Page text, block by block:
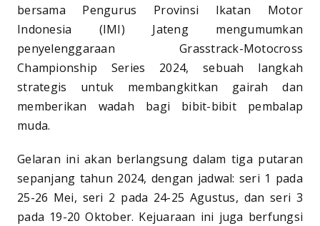
bersama Pengurus Provinsi Ikatan Motor
Indonesia (IMI) Jateng mengumumkan
penyelenggaraan Grasstrack-Motocross
Championship Series 2024, sebuah langkah
strategis untuk membangkitkan gairah dan
memberikan wadah bagi bibit-bibit pembalap
muda.
Gelaran ini akan berlangsung dalam tiga putaran
sepanjang tahun 2024, dengan jadwal: seri 1 pada
25-26 Mei, seri 2 pada 24-25 Agustus, dan seri 3
pada 19-20 Oktober. Kejuaraan ini juga berfungsi